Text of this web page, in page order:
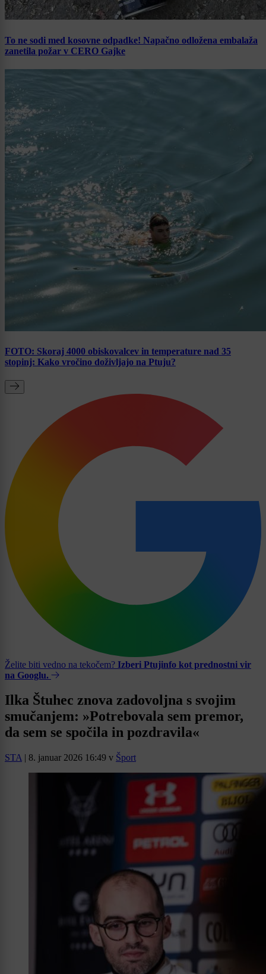
To ne sodi med kosovne odpadke! Napačno odložena embalaža
zanetila požar v CERO Gajke
FOTO: Skoraj 4000 obiskovalcev in temperature nad 35
stopinj: Kako vročino doživljajo na Ptuju?
Želite biti vedno na tekočem? Izberi Ptujinfo kot prednostni vir
na Googlu.
Ilka Štuhec znova zadovoljna s svojim
smučanjem: »Potrebovala sem premor,
da sem se spočila in pozdravila«
STA | 8. januar 2026 16:49 v Šport